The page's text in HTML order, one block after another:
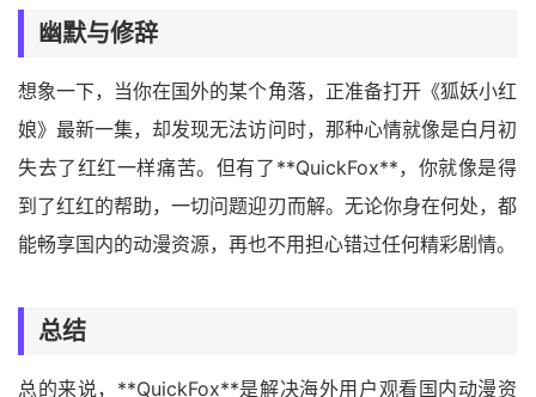
幽默与修辞
想象一下，当你在国外的某个角落，正准备打开《狐妖小红
娘》最新一集，却发现无法访问时，那种心情就像是白月初
失去了红红一样痛苦。但有了**QuickFox**，你就像是得
到了红红的帮助，一切问题迎刃而解。无论你身在何处，都
能畅享国内的动漫资源，再也不用担心错过任何精彩剧情。
总结
总的来说，**QuickFox**是解决海外用户观看国内动漫资